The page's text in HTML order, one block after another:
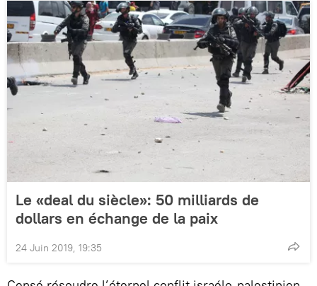
Le «deal du siècle»: 50 milliards de
dollars en échange de la paix
24 Juin 2019, 19:35